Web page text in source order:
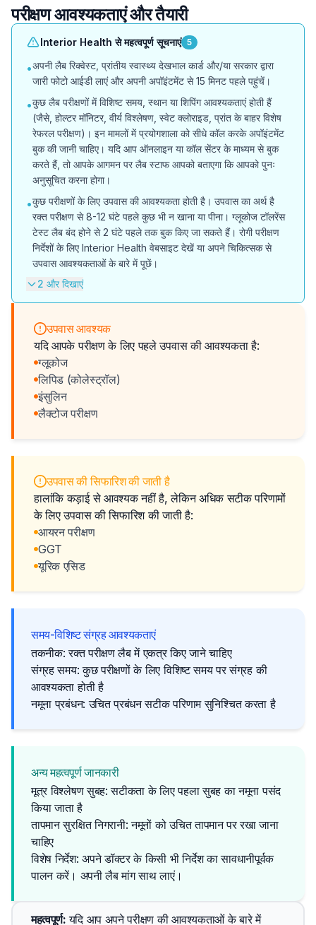
परीक्षण आवश्यकताएं और तैयारी
Interior Health से महत्वपूर्ण सूचनाएं 5
•अपनी लैब रिक्वेस्ट, प्रांतीय स्वास्थ्य देखभाल कार्ड और/या सरकार द्वारा
जारी फोटो आईडी लाएं और अपनी अपॉइंटमेंट से 15 मिनट पहले पहुंचें।
•कुछ लैब परीक्षणों में विशिष्ट समय, स्थान या शिपिंग आवश्यकताएं होती हैं
(जैसे, होल्टर मॉनिटर, वीर्य विश्लेषण, स्वेट क्लोराइड, प्रांत के बाहर विशेष
रेफरल परीक्षण)। इन मामलों में प्रयोगशाला को सीधे कॉल करके अपॉइंटमेंट
बुक की जानी चाहिए। यदि आप ऑनलाइन या कॉल सेंटर के माध्यम से बुक
करते हैं, तो आपके आगमन पर लैब स्टाफ आपको बताएगा कि आपको पुनः
अनुसूचित करना होगा।
•कुछ परीक्षणों के लिए उपवास की आवश्यकता होती है। उपवास का अर्थ है
रक्त परीक्षण से 8-12 घंटे पहले कुछ भी न खाना या पीना। ग्लूकोज टॉलरेंस
टेस्ट लैब बंद होने से 2 घंटे पहले तक बुक किए जा सकते हैं। रोगी परीक्षण
निर्देशों के लिए Interior Health वेबसाइट देखें या अपने चिकित्सक से
उपवास आवश्यकताओं के बारे में पूछें।
2 और दिखाएं
उपवास आवश्यक
यदि आपके परीक्षण के लिए पहले उपवास की आवश्यकता है:
ग्लूकोज
लिपिड (कोलेस्ट्रॉल)
इंसुलिन
लैक्टोज परीक्षण
उपवास की सिफारिश की जाती है
हालांकि कड़ाई से आवश्यक नहीं है, लेकिन अधिक सटीक परिणामों
के लिए उपवास की सिफारिश की जाती है:
आयरन परीक्षण
GGT
यूरिक एसिड
समय-विशिष्ट संग्रह आवश्यकताएं
तकनीक: रक्त परीक्षण लैब में एकत्र किए जाने चाहिए
संग्रह समय: कुछ परीक्षणों के लिए विशिष्ट समय पर संग्रह की
आवश्यकता होती है
नमूना प्रबंधन: उचित प्रबंधन सटीक परिणाम सुनिश्चित करता है
अन्य महत्वपूर्ण जानकारी
मूत्र विश्लेषण सुबह: सटीकता के लिए पहला सुबह का नमूना पसंद
किया जाता है
तापमान सुरक्षित निगरानी: नमूनों को उचित तापमान पर रखा जाना
चाहिए
विशेष निर्देश: अपने डॉक्टर के किसी भी निर्देश का सावधानीपूर्वक
पालन करें। अपनी लैब मांग साथ लाएं।
महत्वपूर्ण: यदि आप अपने परीक्षण की आवश्यकताओं के बारे में